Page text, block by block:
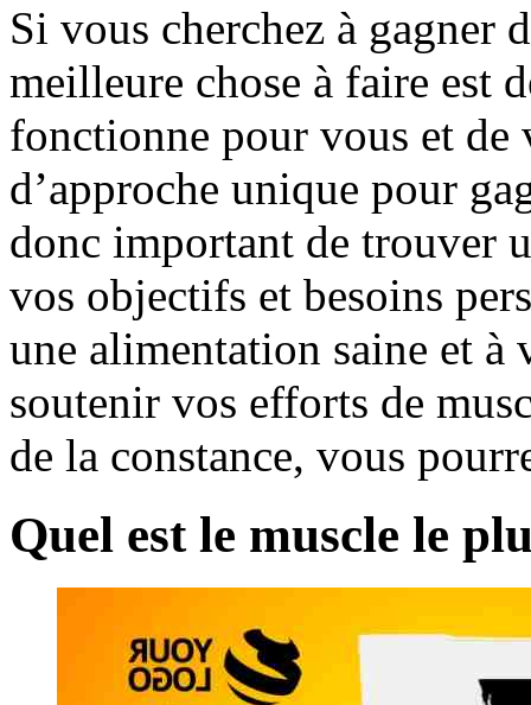
Si vous cherchez à gagner
meilleure chose à faire est
fonctionne pour vous et de
d’approche unique pour
donc important de trouver
vos objectifs et besoins
une alimentation saine et à
soutenir vos efforts de
de la constance, vous
Quel est le muscle le